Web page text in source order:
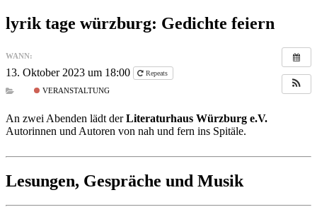
lyrik tage würzburg: Gedichte feiern
WANN:
13. Oktober 2023 um 18:00 Repeats
VERANSTALTUNG
An zwei Abenden lädt derLiteraturhaus Würzburg e.V.
Autorinnen und Autoren von nah und fern ins Spitäle.
Lesungen, Gespräche und Musik